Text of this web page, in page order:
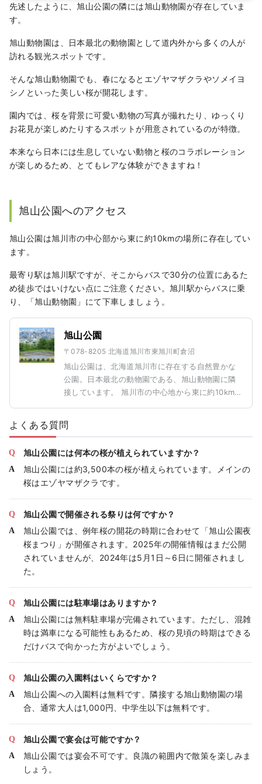
先述したように、旭山公園の隣には旭山動物園が存在していま
す。
旭山動物園は、日本最北の動物園として道内外から多くの人が
訪れる観光スポットです。
そんな旭山動物園でも、春になるとエゾヤマザクラやソメイヨ
シノといった美しい桜が開花します。
園内では、桜を背景に可愛い動物の写真が撮れたり、ゆっくり
お花見が楽しめたりするスポットが用意されているのが特徴。
本来なら日本には生息していない動物と桜のコラボレーション
が楽しめるため、とてもレアな体験ができますね！
旭山公園へのアクセス
旭山公園は旭川市の中心部から東に約10kmの場所に存在してい
ます。
最寄り駅は旭川駅ですが、そこからバスで30分の位置にあるた
め徒歩ではいけない点にご注意ください。旭川駅からバスに乗
り、「旭山動物園」にて下車しましょう。
旭山公園
〒078-8205 北海道旭川市東旭川町倉沼
旭山公園は、北海道旭川市に存在する自然豊かな
公園。日本最北の動物園である、旭山動物園に隣
接しています。 旭川市の中心地から東に約10kmの
よくある質問
旭山公園には何本の桜が植えられていますか？
旭山公園には約3,500本の桜が植えられています。メインの
桜はエゾヤマザクラです。
旭山公園で開催される祭りは何ですか？
旭山公園では、例年桜の開花の時期に合わせて「旭山公園夜
桜まつり」が開催されます。2025年の開催情報はまだ公開
されていませんが、2024年は5月1日～6日に開催されまし
た。
旭山公園には駐車場はありますか？
旭山公園には無料駐車場が完備されています。ただし、混雑
時は満車になる可能性もあるため、桜の見頃の時期はできる
だけバスで向かった方がよいでしょう。
旭山公園の入園料はいくらですか？
旭山公園への入園料は無料です。隣接する旭山動物園の場
合、通常大人は1,000円、中学生以下は無料です。
旭山公園で宴会は可能ですか？
旭山公園では宴会不可です。良識の範囲内で散策を楽しみま
しょう。